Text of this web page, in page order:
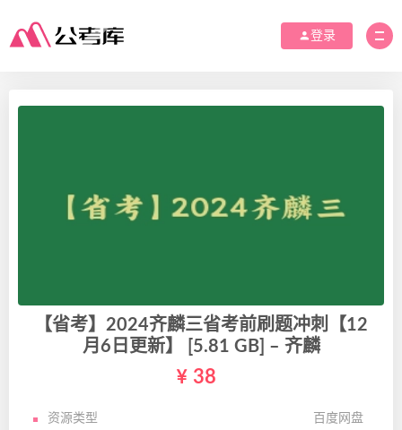
登录
【省考】2024齐麟三省考前刷题冲刺【12
月6日更新】 [5.81 GB] – 齐麟
38
资源类型 百度网盘